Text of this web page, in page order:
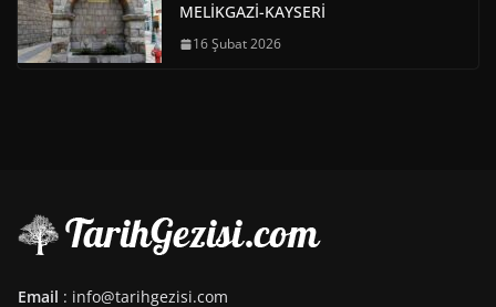
MELİKGAZİ-KAYSERİ
16 Şubat 2026
Email : info@tarihgezisi.com